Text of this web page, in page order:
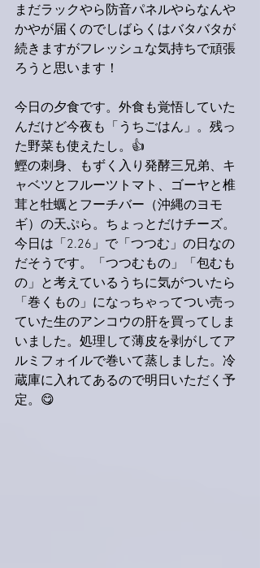
まだラックやら防音パネルやらなんや
かやが届くのでしばらくはバタバタが
続きますがフレッシュな気持ちで頑張
ろうと思います！
今日の夕食です。外食も覚悟していた
んだけど今夜も「うちごはん」。残っ
た野菜も使えたし。👍
鰹の刺身、もずく入り発酵三兄弟、キ
ャベツとフルーツトマト、ゴーヤと椎
茸と牡蠣とフーチバー（沖縄のヨモ
ギ）の天ぷら。ちょっとだけチーズ。
今日は「2.26」で「つつむ」の日なの
だそうです。「つつむもの」「包むも
の」と考えているうちに気がついたら
「巻くもの」になっちゃってつい売っ
ていた生のアンコウの肝を買ってしま
いました。処理して薄皮を剥がしてア
ルミフォイルで巻いて蒸しました。冷
蔵庫に入れてあるので明日いただく予
定。😋